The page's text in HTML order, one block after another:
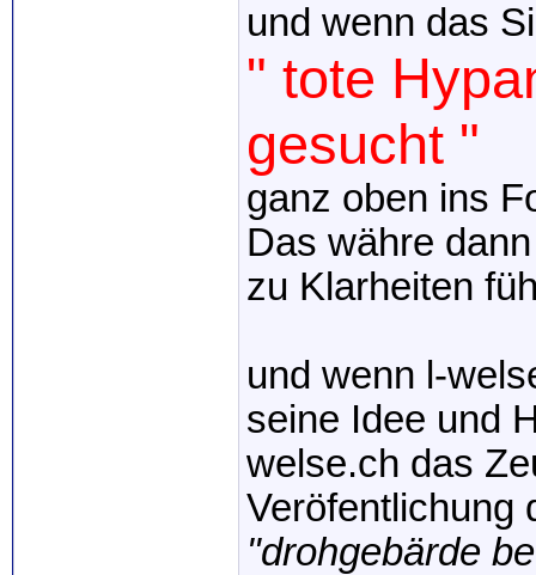
und wenn das
" tote
gesucht "
ganz oben ins
Das währe
zu Klarheiten
und wenn l-
seine Idee und
welse.ch das
Veröfentlichung
"drohgebärde